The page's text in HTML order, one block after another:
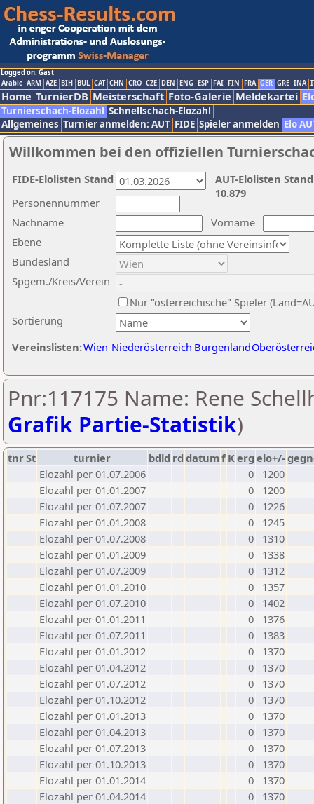
Logged on: Gast
Arabic ARM AZE BIH BUL CAT CHN CRO CZE DEN ENG ESP FAI FIN FRA GER GRE INA
Home TurnierDB Meisterschaft Foto-Galerie Meldekartei
Turnierschach-Elozahl Schnellschach-Elozahl
Allgemeines Turnier anmelden: AUT FIDE Spieler anmelden Elo
Willkommen bei den offiziellen
Nachname
Vorname
Ebene
Sortierung
Personennummer
Bundesland
Spgem./Kreis/Verein
Nur "österreichische" Spieler
Vereinslisten:Wien Niederösterreich Burgenland
AUT-Elolisten
10.879
FIDE-Elolisten Stand
Pnr:117175 Name: Rene
Grafik Partie-Statistik)
tnrSt turnier bdld rd datumf Kerg elo+/-
Elozahl per 01.07.2006
0
1200
Elozahl per 01.01.2007
0
1200
Elozahl per 01.07.2007
0
1226
Elozahl per 01.01.2008
0
1245
Elozahl per 01.07.2008
0
1310
Elozahl per 01.01.2009
0
1338
Elozahl per 01.07.2009
0
1312
Elozahl per 01.01.2010
0
1357
Elozahl per 01.07.2010
0
1402
Elozahl per 01.01.2011
0
1376
Elozahl per 01.07.2011
0
1383
Elozahl per 01.01.2012
0
1370
Elozahl per 01.04.2012
0
1370
Elozahl per 01.07.2012
0
1370
Elozahl per 01.10.2012
0
1370
Elozahl per 01.01.2013
0
1370
Elozahl per 01.04.2013
0
1370
Elozahl per 01.07.2013
0
1370
Elozahl per 01.10.2013
0
1370
Elozahl per 01.01.2014
0
1370
Elozahl per 01.04.2014
0
1370